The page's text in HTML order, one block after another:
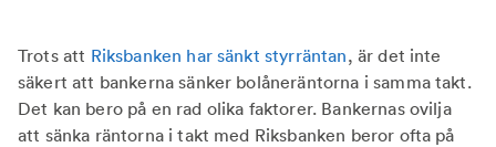
Trots att Riksbanken har sänkt styrräntan, är det inte
säkert att bankerna sänker bolåneräntorna i samma takt.
Det kan bero på en rad olika faktorer. Bankernas ovilja
att sänka räntorna i takt med Riksbanken beror ofta på